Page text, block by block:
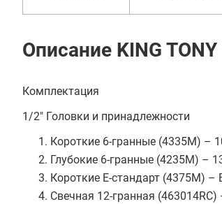
Описание KING
Комплектация
1/2" Головки и принадлежности
Короткие 6-гранные (4335M) –
Глубокие 6-гранные (4235M) –
Короткие Е-стандарт (4375M) –
Свечная 12-гранная